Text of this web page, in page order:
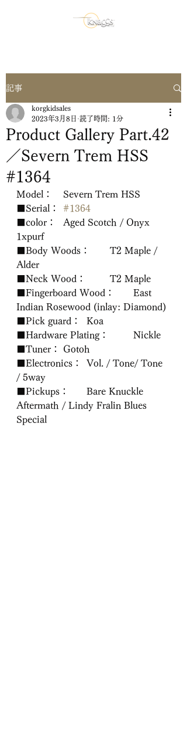
記事
Product Gallery Part.42
／Severn Trem HSS
#1364
korgkidsales
2023年3月8日 読了時間: 1分
Model：	Severn Trem HSS
#1364
■color：	Aged Scotch / Onyx
1xpurf
■Body Woods：	T2 Maple /
Alder
■Neck Wood：	T2 Maple
■Fingerboard Wood：	East
Indian Rosewood (inlay: Diamond)
■Pick guard：	Koa
■Hardware Plating：	Nickle
■Tuner：	Gotoh
■Electronics：	Vol. / Tone/ Tone
/ 5way
■Pickups：	Bare Knuckle
Aftermath / Lindy Fralin Blues
Special